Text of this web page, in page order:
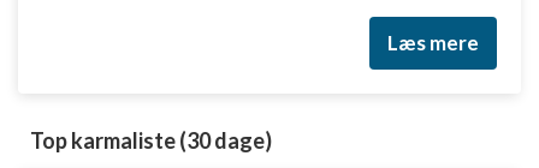
Læs mere
Top karmaliste (30 dage)